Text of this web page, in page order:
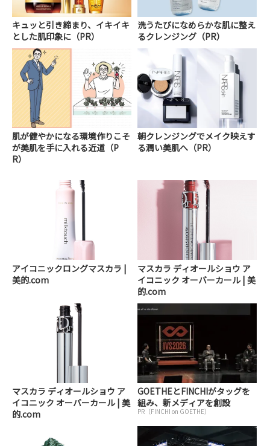
キュッと引き締まり、イキイキ
とした肌印象に（PR）
洗うたびになめらかな肌に整え
るクレンジング（PR）
肌が健やかになる環境作りこそ
が美肌を手に入れる近道（P
R）
朝クレンジングでメイク映えす
る潤い美肌へ（PR）
アイコニックロングマスカラ |
美的.com
マスカラ ディオールショウ ア
イコニック オーバーカール | 美
的.com
マスカラ ディオールショウ ア
イコニック オーバーカール | 美
的.com
GOETHEとFINCHIがタッグを
組み、新メディアを創設
PR（FINCHI on GOETHE）